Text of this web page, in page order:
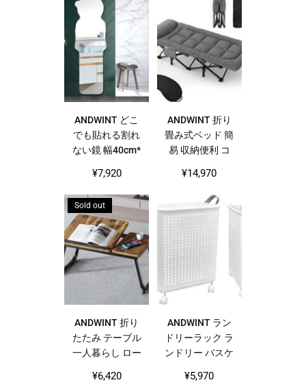
ンガー 隙間収納
布団干し 屋外室
内兼用 枕/靴/布
団/花台/タオル
適応
ANDWINT どこ
でも貼れる割れ
ない鏡 幅40cm*
貼る鏡 壁掛け鏡
ミラー 全身鏡
姿見 アクリルミ
ラー ミラーシー
ト ウォールミラ
ー 化粧鏡 ソフ
トミラー
Regular
¥7,920
ANDWINT 折り
畳み式ベッド 簡
易 収納便利 コ
耐荷重200kg
Regular
¥14,970
Sold out
ANDWINT 折り
たたみ テーブル
一人暮らし ロー
み 角度調節可能
Regular
¥6,420
ANDWINT ラン
ドリーラック ラ
ンドリー バスケ
大容量 折りたた
¥5,970